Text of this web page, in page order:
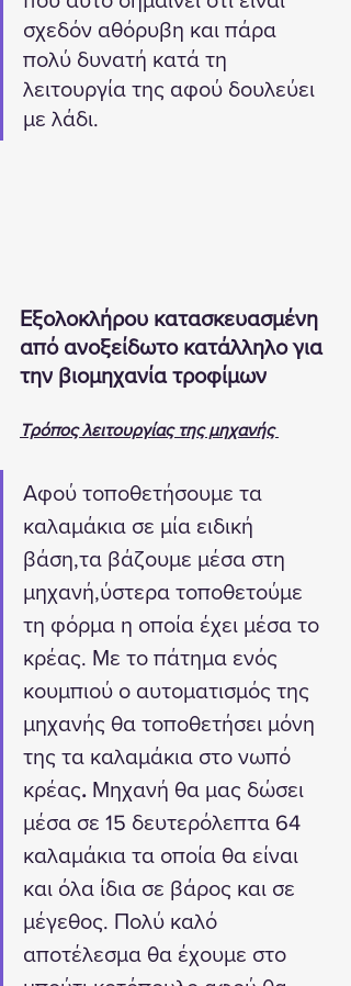
σχεδόν αθόρυβη και πάρα
πολύ δυνατή κατά τη
λειτουργία της αφού δουλεύει
με λάδι.
Εξολοκλήρου κατασκευασμένη
από ανοξείδωτο κατάλληλο για
την βιομηχανία τροφίμων
Τρόπος λειτουργίας της μηχανής
Αφού τοποθετήσουμε τα
καλαμάκια σε μία ειδική
βάση,τα βάζουμε μέσα στη
μηχανή,ύστερα τοποθετούμε
τη φόρμα η οποία έχει μέσα το
κρέας. Με το πάτημα ενός
κουμπιού ο αυτοματισμός της
μηχανής θα τοποθετήσει μόνη
της τα καλαμάκια στο νωπό
κρέας. Μηχανή θα μας δώσει
μέσα σε 15 δευτερόλεπτα 64
καλαμάκια τα οποία θα είναι
και όλα ίδια σε βάρος και σε
μέγεθος. Πολύ καλό
αποτέλεσμα θα έχουμε στο